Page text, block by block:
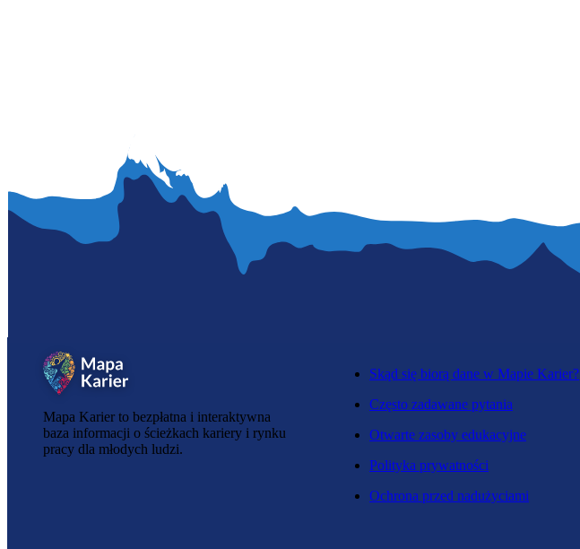
Mapa Karier to bezpłatna i interaktywna
baza informacji o ścieżkach kariery i rynku
pracy dla młodych ludzi.
Skąd się biorą dane w Mapie Karier?
Często zadawane pytania
Otwarte zasoby edukacyjne
Polityka prywatności
Ochrona przed nadużyciami